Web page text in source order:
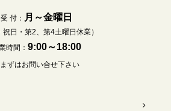
受 付： 月～金曜日
祝日・第2、第4土曜日休業）
時間： 9:00～18:00
ずはお問い合せ下さい